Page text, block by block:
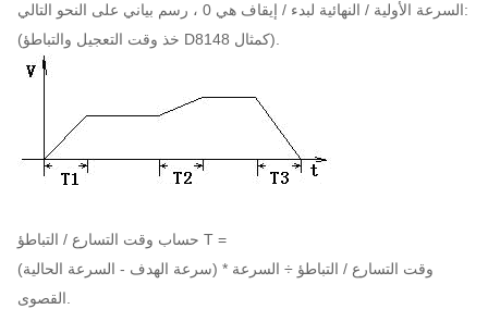
السرعة الأولية / النهائية لبدء / إيقاف هي 0 ، رسم بياني على النحو التالي:
(خذ وقت التعجيل والتباطؤ D8148 كمثال).
حساب وقت التسارع / التباطؤ T =
(سرعة الهدف - السرعة الحالية) * وقت التسارع / التباطؤ ÷ السرعة